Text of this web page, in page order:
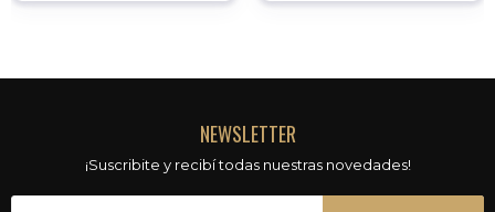
NEWSLETTER
¡Suscribite y recibí todas nuestras novedades!